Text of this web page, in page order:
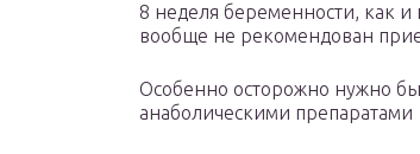
8 неделя беременности, как и
вообще не рекомендован
Особенно осторожно нужно
анаболическими препаратами